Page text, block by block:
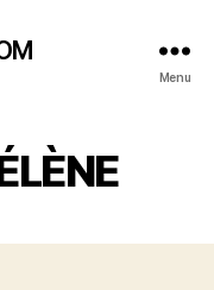
Menu